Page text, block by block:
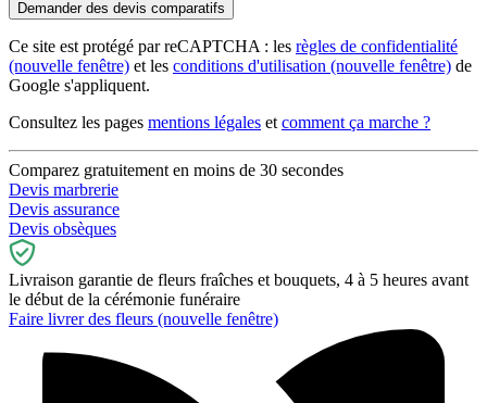
Ce site est protégé par reCAPTCHA : les règles de confidentialité
(nouvelle fenêtre) et les conditions d'utilisation (nouvelle fenêtre) de
Google s'appliquent.
Consultez les pages mentions légales et comment ça marche ?
Comparez gratuitement en moins de 30 secondes
Devis marbrerie
Devis assurance
Devis obsèques
Livraison garantie de fleurs fraîches et bouquets, 4 à 5 heures avant
le début de la cérémonie funéraire
Faire livrer des fleurs (nouvelle fenêtre)